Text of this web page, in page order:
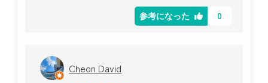
参考になった 0
Cheon David